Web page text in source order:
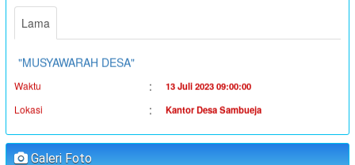
Lama
Koordinator
"MUSYAWARAH DESA"
Waktu
Lokasi : Kantor Desa Sambueja
Koordinator : JUFRI (SEKDES SAMBUEJA)
"MUSYAWARAH DESA"
Galeri Foto